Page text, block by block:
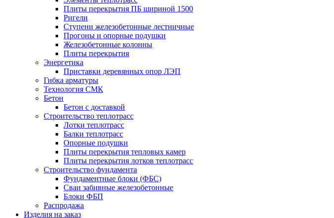
Плиты перекрытия ПБ шириной 1500
Ригели
Ступени железобетонные лестничные
Прогоны и опорные подушки
Железобетонные колонны
Плиты перекрытия
Энергетика
Приставки деревянных опор ЛЭП
Гибка арматуры
Технология СМК
Бетон
Бетон с доставкой
Строительство теплотрасс
Лотки теплотрасс
Балки теплотрасс
Опорные подушки
Плиты перекрытия тепловых камер
Плиты перекрытия лотков теплотрасс
Строительство фундамента
Фундаментные блоки (ФБС)
Сваи забивные железобетонные
Блоки ФБП
Распродажа
Изделия на заказ